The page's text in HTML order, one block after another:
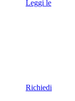
Leggi le
Richiedi